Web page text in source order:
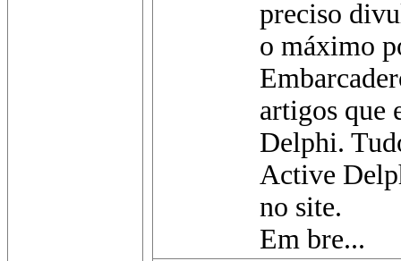
preciso
o máximo
artigos que
Delphi.
Active
no site.
Em bre...